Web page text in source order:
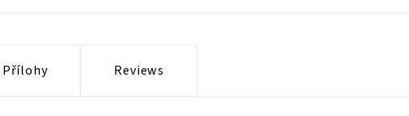
Přílohy Reviews